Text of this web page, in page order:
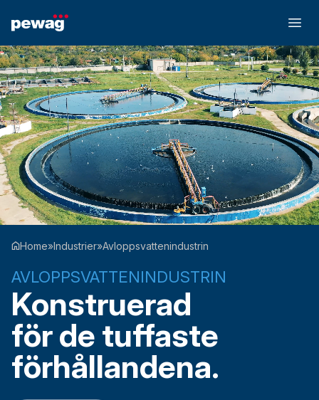
Home»Industrier»Avloppsvattenindustrin
AVLOPPSVATTENINDUSTRIN
Konstruerad
för de tuffaste
förhållandena.